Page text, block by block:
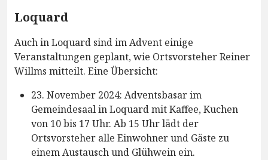
Loquard
Auch in Loquard sind im Advent einige
Veranstaltungen geplant, wie Ortsvorsteher Reiner
Willms mitteilt. Eine Übersicht:
23. November 2024: Adventsbasar im
Gemeindesaal in Loquard mit Kaffee, Kuchen
von 10 bis 17 Uhr. Ab 15 Uhr lädt der
Ortsvorsteher alle Einwohner und Gäste zu
einem Austausch und Glühwein ein.